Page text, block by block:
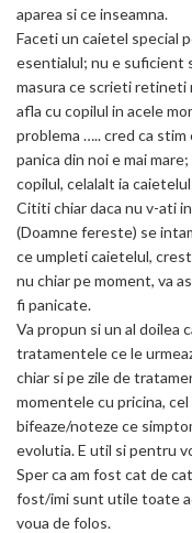
aparea si ce inseamna.
Faceti un caietel special
esentialul; nu e suficient
masura ce scrieti retineti
afla cu copilul in acele
problema ….. cred ca
panica din noi e mai
copilul, celalalt ia
Cititi chiar daca nu v-ati
(Doamne fereste) se
ce umpleti caietelul,
nu chiar pe moment, va
fi panicate.
Va propun si un al doilea
tratamentele ce le
chiar si pe zile de
momentele cu pricina,
bifeaze/noteze ce
evolutia. E util si pentru
Sper ca am fost cat de
fost/imi sunt utile toate
voua de folos.